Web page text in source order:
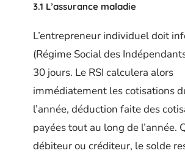
3.1 L’assurance maladie
L’entrepreneur individuel doit
(Régime Social des
30 jours. Le RSI calculera alors
immédiatement les cotisations
l’année, déduction faite des
payées tout au long de l’année.
débiteur ou créditeur, le solde